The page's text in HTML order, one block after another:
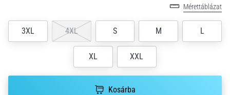
Plantar
Fasciitis:
és
Mérettáblázat
3XL 4XL S M L
XL XXL
Kosárba